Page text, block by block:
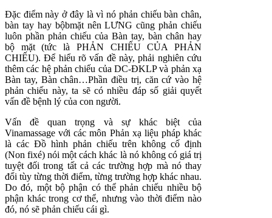
Đặc điểm này ở đây là vì nó phản chiếu bàn chân,
bàn tay hay bộbmặt nên LƯNG cũng phản chiếu
luôn phần phản chiếu của Bàn tay, bàn chân hay
bộ mặt (tức là PHẢN CHIẾU CỦA PHẢN
CHIẾU). Để hiểu rõ vấn đề này, phải nghiên cứu
thêm các hệ phản chiếu của DC-ĐKLP và phản xạ
Bàn tay, Bàn chân…Phần điều trị, căn cứ vào hệ
phản chiếu này, ta sẽ có nhiều đáp số giải quyết
vấn đề bệnh lý của con người.
Vấn đề quan trọng và sự khác biệt của
Vinamassage với các môn Phản xạ liệu pháp khác
là các Đồ hình phản chiếu trên không cố định
(Non fixé) nói một cách khác là nó không có giá trị
tuyệt đối trong tất cả các trường hợp mà nó thay
đổi tùy từng thời điểm, từng trường hợp khác nhau.
Do đó, một bộ phận có thể phản chiếu nhiều bộ
phận khác trong cơ thể, nhưng vào thời điểm nào
đó, nó sẽ phản chiếu cái gì.